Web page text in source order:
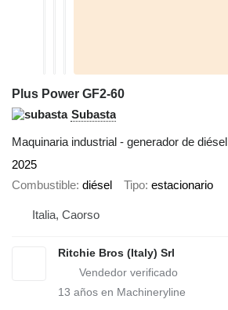
Plus Power GF2-60
Subasta
Maquinaria industrial - generador de diésel
2025
Combustible diésel Tipo estacionario
Italia, Caorso
Ritchie Bros (Italy) Srl
13 años en Machineryline